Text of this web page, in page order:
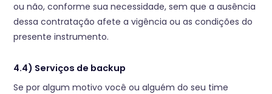
ou não, conforme sua necessidade, sem que a ausência
dessa contratação afete a vigência ou as condições do
presente instrumento.
4.4) Serviços de backup
Se por algum motivo você ou alguém do seu time